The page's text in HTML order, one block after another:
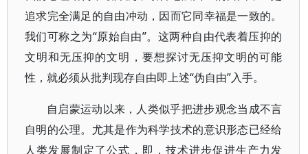
追求完全满足的自由冲动，因而它同幸福是一致的。
我们可称之为“原始自由”。这两种自由代表着压抑的
文明和无压抑的文明，要想探讨无压抑文明的可能
性，就必须从批判现存自由即上述“伪自由”入手。
自启蒙运动以来，人类似乎把进步观念当成不言
自明的公理。尤其是作为科学技术的意识形态已经给
人类发展制定了公式，即，技术进步促进生产力发